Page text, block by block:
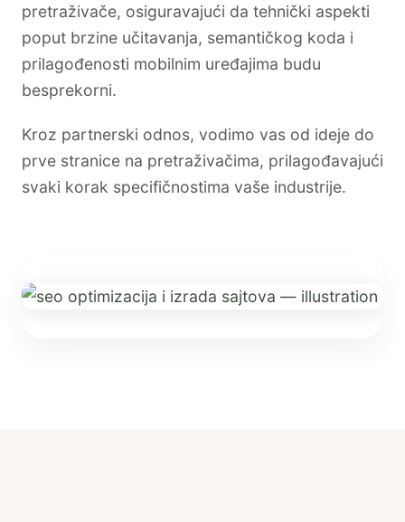
pretraživače, osiguravajući da tehnički aspekti
poput brzine učitavanja, semantičkog koda i
prilagođenosti mobilnim uređajima budu
besprekorni.
Kroz partnerski odnos, vodimo vas od ideje do
prve stranice na pretraživačima, prilagođavajući
svaki korak specifičnostima vaše industrije.